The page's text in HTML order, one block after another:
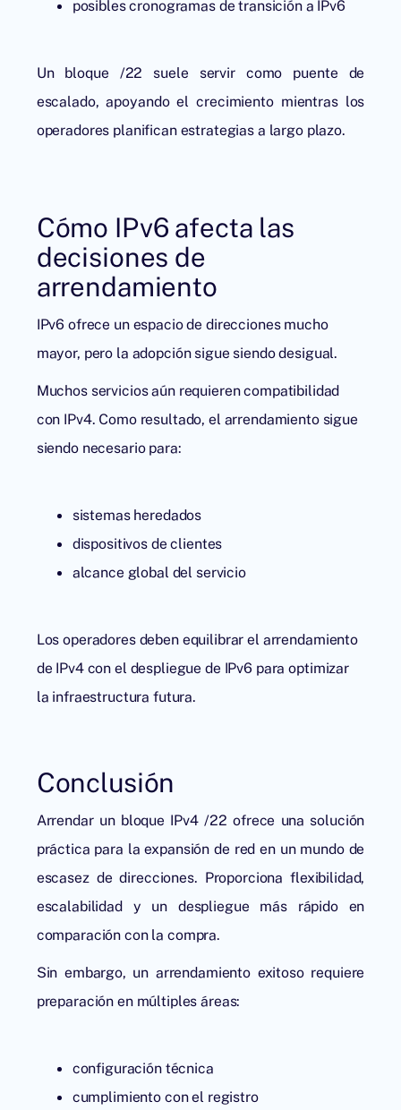
posibles cronogramas de transición a IPv6
Un bloque /22 suele servir como puente de
escalado, apoyando el crecimiento mientras los
operadores planifican estrategias a largo plazo.
Cómo IPv6 afecta las
decisiones de
arrendamiento
IPv6 ofrece un espacio de direcciones mucho
mayor, pero la adopción sigue siendo desigual.
Muchos servicios aún requieren compatibilidad
con IPv4. Como resultado, el arrendamiento sigue
siendo necesario para:
sistemas heredados
dispositivos de clientes
alcance global del servicio
Los operadores deben equilibrar el arrendamiento
de IPv4con el despliegue de IPv6 para optimizar
la infraestructura futura.
Conclusión
Arrendar un bloque IPv4 /22 ofrece una solución
práctica para la expansión de red en un mundo de
escasez de direcciones. Proporciona flexibilidad,
escalabilidad y un despliegue más rápido en
comparación con la compra.
Sin embargo, un arrendamiento exitoso requiere
preparación en múltiples áreas:
configuración técnica
cumplimiento con el registro